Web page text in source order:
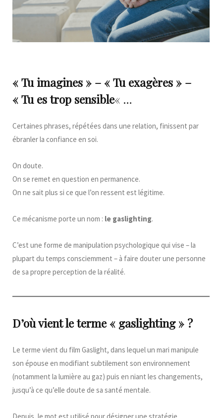
« Tu imagines » – « Tu exagères » –
« Tu es trop sensible« …
Certaines phrases, répétées dans une relation, finissent par
ébranler la confiance en soi.
On doute.
On se remet en question en permanence.
On ne sait plus si ce que l’on ressent est légitime.
Ce mécanisme porte un nom : le gaslighting.
C’est une forme de manipulation psychologique qui vise – la
plupart du temps consciemment – à faire douter une personne
de sa propre perception de la réalité.
D’où vient le terme « gaslighting » ?
Le terme vient du film Gaslight, dans lequel un mari manipule
son épouse en modifiant subtilement son environnement
(notamment la lumière au gaz) puis en niant les changements,
jusqu’à ce qu’elle doute de sa santé mentale.